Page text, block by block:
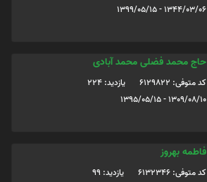
1344/03/06 - 1399/05/15
حاج محمد فضلی محمد آبادی
کد متوفی: 6129822
یازدید: 224
1309/08/10 - 1395/05/15
فاطمه بهروز
کد متوفی: 6132346
یازدید: 99